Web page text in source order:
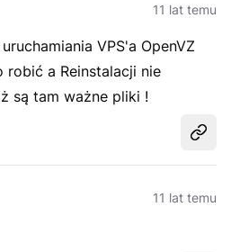
11 lat temu
VPS'a OpenVZ
robić a Reinstalacji nie
są tam ważne pliki !
11 lat temu